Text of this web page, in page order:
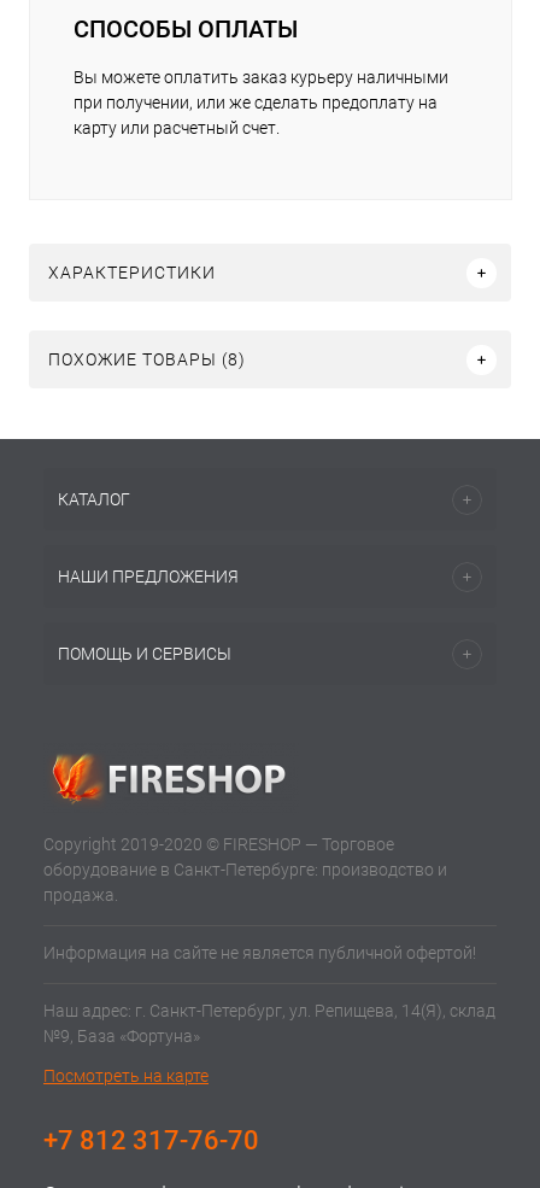
СПОСОБЫ ОПЛАТЫ
Вы можете оплатить заказ курьеру наличными
при получении, или же сделать предоплату на
карту или расчетный счет.
ХАРАКТЕРИСТИКИ
ПОХОЖИЕ ТОВАРЫ (8)
КАТАЛОГ
НАШИ ПРЕДЛОЖЕНИЯ
ПОМОЩЬ И СЕРВИСЫ
Copyright 2019-2020 © FIRESHOP — Торговое
оборудование в Санкт-Петербурге: производство и
продажа.
Информация на сайте не является публичной офертой!
Наш адрес: г. Санкт-Петербург, ул. Репищева, 14(Я), склад
№9, База «Фортуна»
Посмотреть на карте
+7 812 317-76-70